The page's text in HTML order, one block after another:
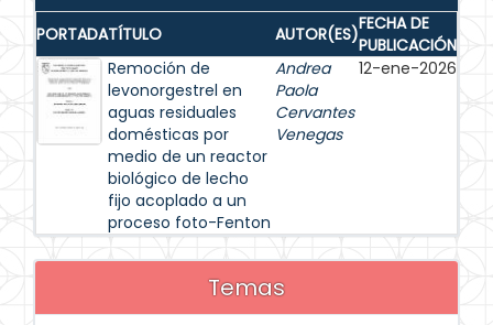
PORTADATÍTULO AUTOR(ES)FECHA DE
PUBLICACIÓN
Remoción de
levonorgestrel en
aguas residuales
domésticas por
medio de un reactor
biológico de lecho
fijo acoplado a un
proceso foto-Fenton
Andrea
Paola
Cervantes
Venegas
12-ene-2026
Temas